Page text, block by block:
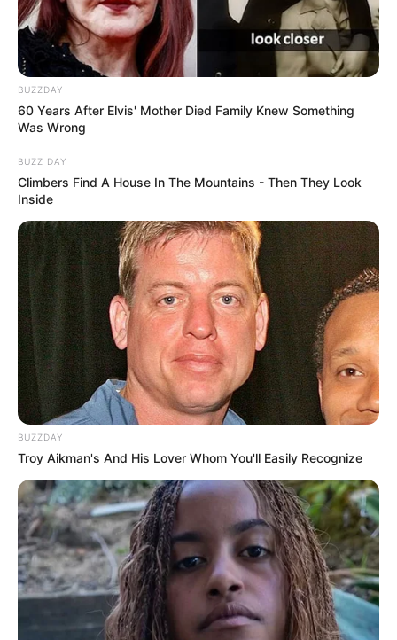
BUZZDAY
60 Years After Elvis' Mother Died Family Knew Something
Was Wrong
BUZZ DAY
Climbers Find A House In The Mountains - Then They Look
Inside
BUZZDAY
Troy Aikman's And His Lover Whom You'll Easily Recognize